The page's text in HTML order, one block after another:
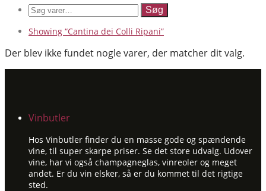
Søg
efter:
Showing “Cantina dei Colli Ripani”
Der blev ikke fundet nogle varer, der matcher dit valg.
Vinbutler
Hos Vinbutler finder du en masse gode og spændende
vine, til super skarpe priser. Se det store udvalg. Udover
vine, har vi også champagneglas, vinreoler og meget
andet. Er du vin elsker, så er du kommet til det rigtige
sted.